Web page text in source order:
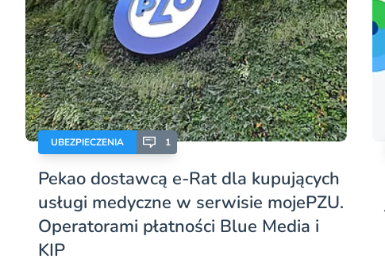
UBEZPIECZENIA 1
Pekao dostawcą e-Rat dla kupujących
usługi medyczne w serwisie mojePZU.
Operatorami płatności Blue Media i
KIP